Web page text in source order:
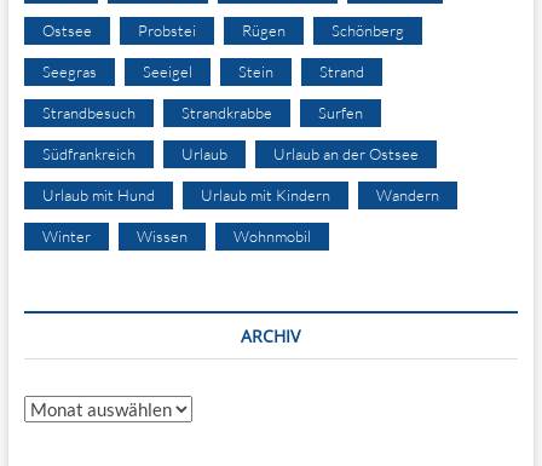
Ostsee Probstei Rügen Schönberg
Seegras Seeigel Stein Strand
Strandbesuch Strandkrabbe Surfen
Südfrankreich Urlaub Urlaub an der Ostsee
Urlaub mit Hund Urlaub mit Kindern Wandern
Winter Wissen Wohnmobil
ARCHIV
Archiv